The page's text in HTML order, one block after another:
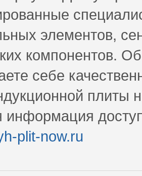
элементов,
компонентов.
себе
плиты
информация
plit-now.ru